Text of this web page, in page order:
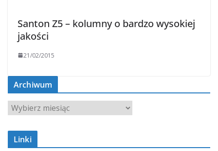
Santon Z5 – kolumny o bardzo wysokiej
jakości
21/02/2015
Archiwum
A
r
c
Linki